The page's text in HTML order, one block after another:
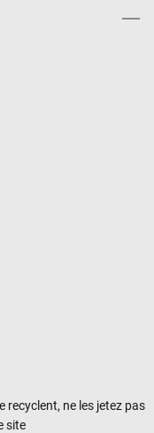
recyclent, ne les jetez pas
site